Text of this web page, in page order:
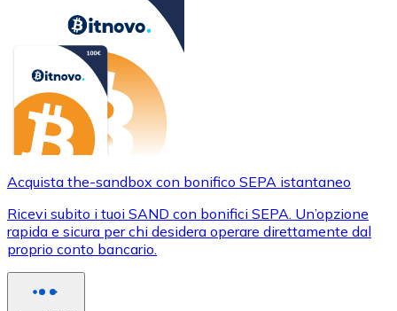
Acquista the-sandbox con bonifico SEPA istantaneo
Ricevi subito i tuoi SAND con bonifici SEPA. Un’opzione
rapida e sicura per chi desidera operare direttamente dal
proprio conto bancario.